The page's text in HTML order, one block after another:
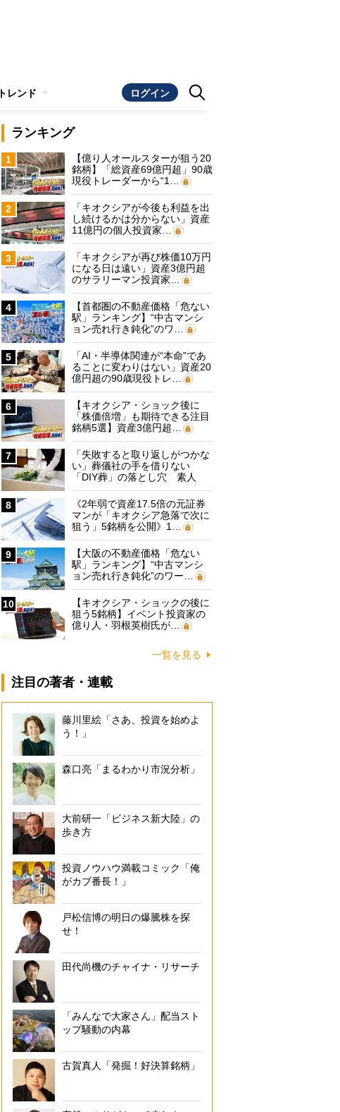
トレンド ログイン
ランキング
1
【億り人オールスターが狙う20
銘柄】「総資産69億円超」90歳
現役トレーダーから“1…
2
「キオクシアが今後も利益を出
し続けるかは分からない」資産
11億円の個人投資家…
3
「キオクシアが再び株価10万円
になる日は遠い」資産3億円超
のサラリーマン投資家…
4
【首都圏の不動産価格「危ない
駅」ランキング】“中古マンシ
ョン売れ行き鈍化”のワ…
5
「AI・半導体関連が“本命”であ
ることに変わりはない」資産20
億円超の90歳現役トレ…
6
【キオクシア・ショック後に
「株価倍増」も期待できる注目
銘柄5選】資産3億円超…
7
「失敗すると取り返しがつかな
い」葬儀社の手を借りない
「DIY葬」の落とし穴 素人
に…
8
《2年弱で資産17.5倍の元証券
マンが「キオクシア急落で次に
狙う」5銘柄を公開》1…
9
【大阪の不動産価格「危ない
駅」ランキング】“中古マンシ
ョン売れ行き鈍化”のワー…
10
【キオクシア・ショックの後に
狙う5銘柄】イベント投資家の
億り人・羽根英樹氏が…
一覧を見る
注目の著者・連載
藤川里絵「さあ、投資を始めよ
う！」
森口亮「まるわかり市況分析」
大前研一「ビジネス新大陸」の
歩き方
投資ノウハウ満載コミック「俺
がカブ番長！」
戸松信博の明日の爆騰株を探
せ！
田代尚機のチャイナ・リサーチ
「みんなで大家さん」配当スト
ップ騒動の内幕
古賀真人「発掘！好決算銘柄」